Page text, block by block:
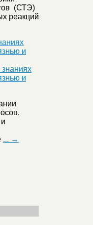
(СТЭ)
реакций
и
... →